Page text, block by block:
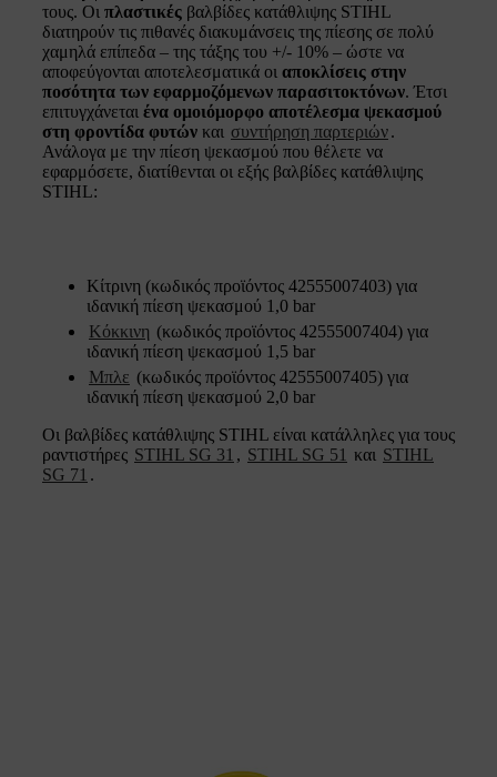
τους. Οι πλαστικές βαλβίδες κατάθλιψης STIHL
διατηρούν τις πιθανές διακυμάνσεις της πίεσης σε πολύ
χαμηλά επίπεδα – της τάξης του +/- 10% – ώστε να
αποφεύγονται αποτελεσματικά οι αποκλίσεις στην
ποσότητα των εφαρμοζόμενων παρασιτοκτόνων. Έτσι
επιτυγχάνεται ένα ομοιόμορφο αποτέλεσμα ψεκασμού
στη φροντίδα φυτών και συντήρηση παρτεριών.
Ανάλογα με την πίεση ψεκασμού που θέλετε να
εφαρμόσετε, διατίθενται οι εξής βαλβίδες κατάθλιψης
STIHL:
Κίτρινη (κωδικός προϊόντος 42555007403) για
ιδανική πίεση ψεκασμού 1,0 bar
Κόκκινη (κωδικός προϊόντος 42555007404) για
ιδανική πίεση ψεκασμού 1,5 bar
Μπλε (κωδικός προϊόντος 42555007405) για
ιδανική πίεση ψεκασμού 2,0 bar
Οι βαλβίδες κατάθλιψης STIHL είναι κατάλληλες για τους
ραντιστήρες STIHL SG 31 , STIHL SG 51 και STIHL
SG 71 .